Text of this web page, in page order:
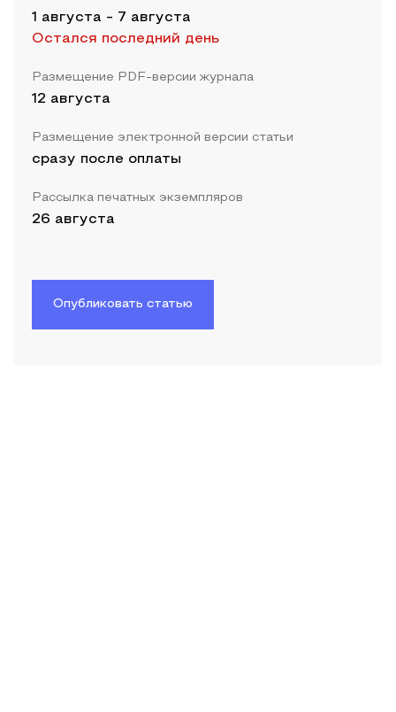
1 августа - 7 августа
Остался последний день
Размещение PDF-версии журнала
12 августа
Размещение электронной версии статьи
сразу после оплаты
Рассылка печатных экземпляров
26 августа
Опубликовать статью